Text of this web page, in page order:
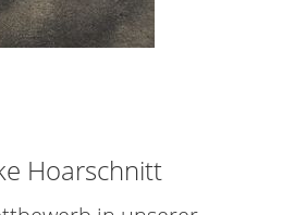
Hoarschnitt